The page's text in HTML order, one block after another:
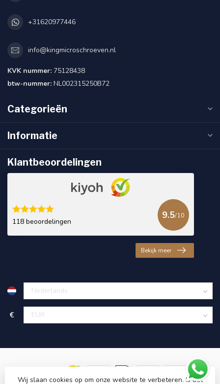
+31620977446
info@kingmicroschroeven.nl
KVK nummer: 75128438
btw-nummer: NL002315250B72
Categorieën
Informatie
Klantbeoordelingen
118 beoordelingen
9.5/10
Bekijk meer
€
Wij slaan cookies op om onze website te verbeteren. Is dat